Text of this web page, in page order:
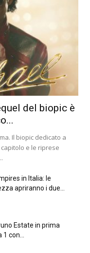
del biopic è
Il biopic dedicato a
e le riprese
in Italia: le
apriranno i due...
Estate in prima
1 con...